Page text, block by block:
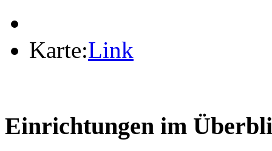
Karte:Link
Einrichtungen im